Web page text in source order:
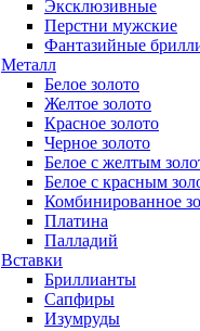
Эксклюзивные
Перстни мужские
Фантазийные
Металл
Белое золото
Желтое золото
Красное золото
Черное золото
Белое с желтым
Белое с красным
Комбинированное
Платина
Палладий
Вставки
Бриллианты
Сапфиры
Изумруды